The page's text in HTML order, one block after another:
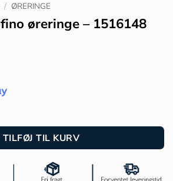
/ ØRERINGE
øreringe – 1516148
TILFØJ TIL KURV